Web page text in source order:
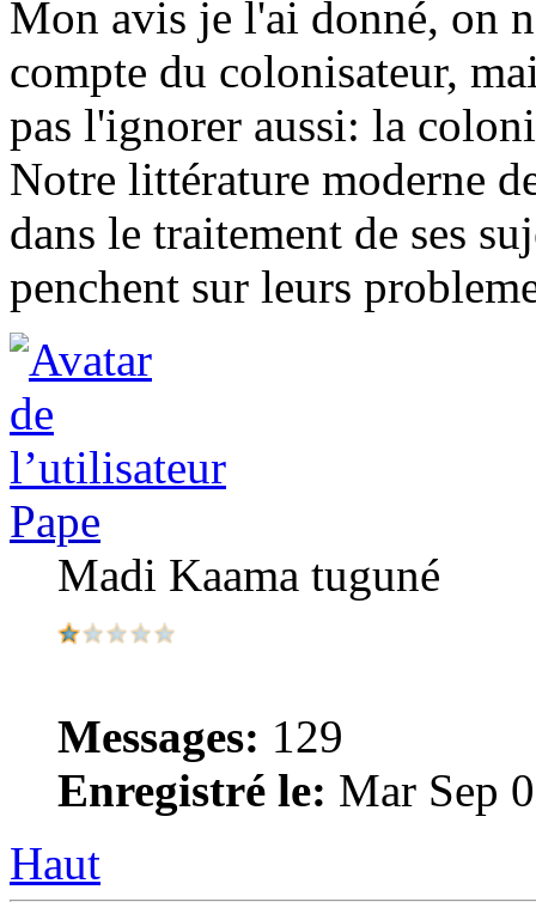
Mon avis je l'ai donné, on
compte du colonisateur,
pas l'ignorer aussi: la
Notre littérature moderne
dans le traitement de ses
penchent sur leurs
Pape
Madi Kaama tuguné
Messages: 129
Enregistré le: Mar Sep
Haut